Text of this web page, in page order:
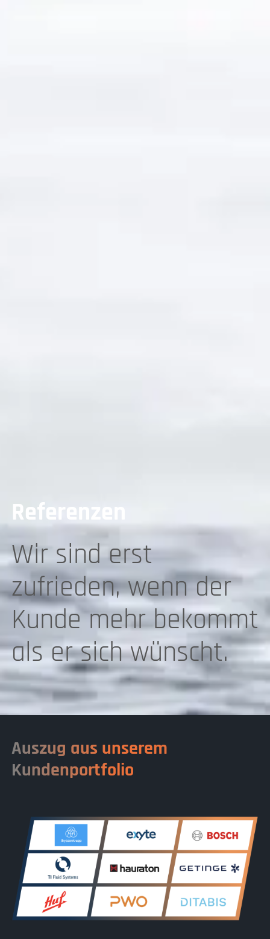
Referenzen
Wir sind erst
zufrieden, wenn der
Kunde mehr bekommt
als er sich wünscht.
Auszug aus unserem
Kundenportfolio